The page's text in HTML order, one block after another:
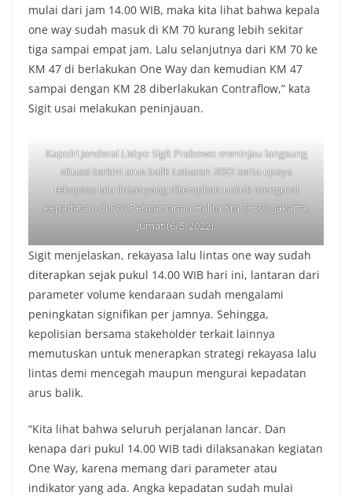
mulai dari jam 14.00 WIB, maka kita lihat bahwa kepala
one way sudah masuk di KM 70 kurang lebih sekitar
tiga sampai empat jam. Lalu selanjutnya dari KM 70 ke
KM 47 di berlakukan One Way dan kemudian KM 47
sampai dengan KM 28 diberlakukan Contraflow,” kata
Sigit usai melakukan peninjauan.
Kapolri Jenderal Listyo Sigit Prabowo meninjau langsung
situasi terkini arus balik Lebaran 2022 serta upaya
rekayasa lalu lintas yang diterapkan untuk mengurai
kepadatan, di Pos Pengamanan Halim Km 3+500, Jakarta,
Jumat (6/5/2022).
Sigit menjelaskan, rekayasa lalu lintas one way sudah
diterapkan sejak pukul 14.00 WIB hari ini, lantaran dari
parameter volume kendaraan sudah mengalami
peningkatan signifikan per jamnya. Sehingga,
kepolisian bersama stakeholder terkait lainnya
memutuskan untuk menerapkan strategi rekayasa lalu
lintas demi mencegah maupun mengurai kepadatan
arus balik.
“Kita lihat bahwa seluruh perjalanan lancar. Dan
kenapa dari pukul 14.00 WIB tadi dilaksanakan kegiatan
One Way, karena memang dari parameter atau
indikator yang ada. Angka kepadatan sudah mulai